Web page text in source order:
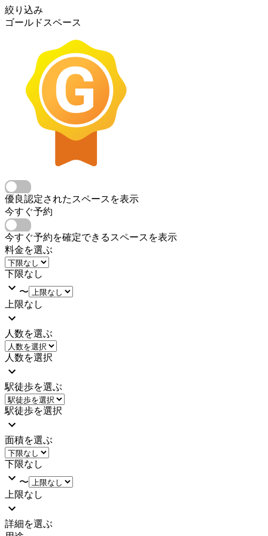
絞り込み
ゴールドスペース
優良認定されたスペースを表示
今すぐ予約
今すぐ予約を確定できるスペースを表示
料金を選ぶ
下限なし
〜
上限なし
人数を選ぶ
人数を選択
駅徒歩を選ぶ
駅徒歩を選択
面積を選ぶ
下限なし
〜
上限なし
詳細を選ぶ